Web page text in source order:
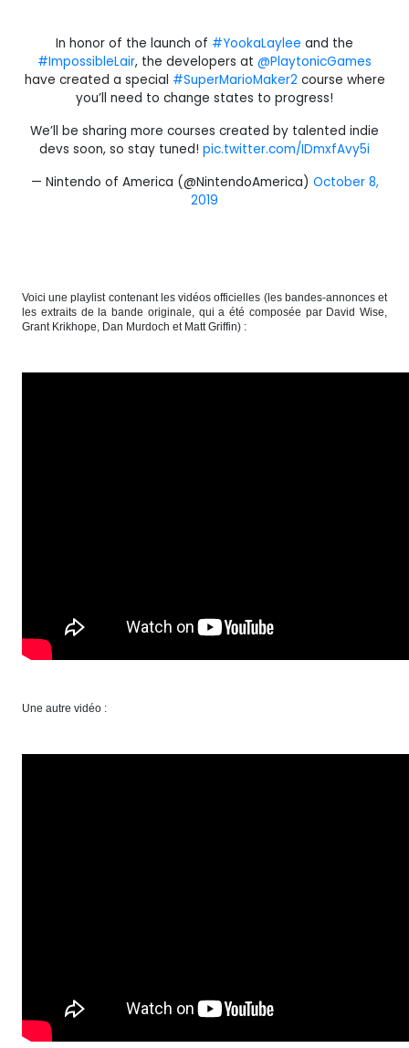
In honor of the launch of #YookaLaylee and the
#ImpossibleLair, the developers at @PlaytonicGames
have created a special #SuperMarioMaker2 course where
you’ll need to change states to progress!
We’ll be sharing more courses created by talented indie
devs soon, so stay tuned! pic.twitter.com/IDmxfAvy5i
— Nintendo of America (@NintendoAmerica) October 8,
2019
Voici une playlist contenant les vidéos officielles (les bandes-annonces et
les extraits de la bande originale, qui a été composée par David Wise,
Grant Krikhope, Dan Murdoch et Matt Griffin) :
Une autre vidéo :